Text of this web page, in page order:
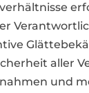
aller
und